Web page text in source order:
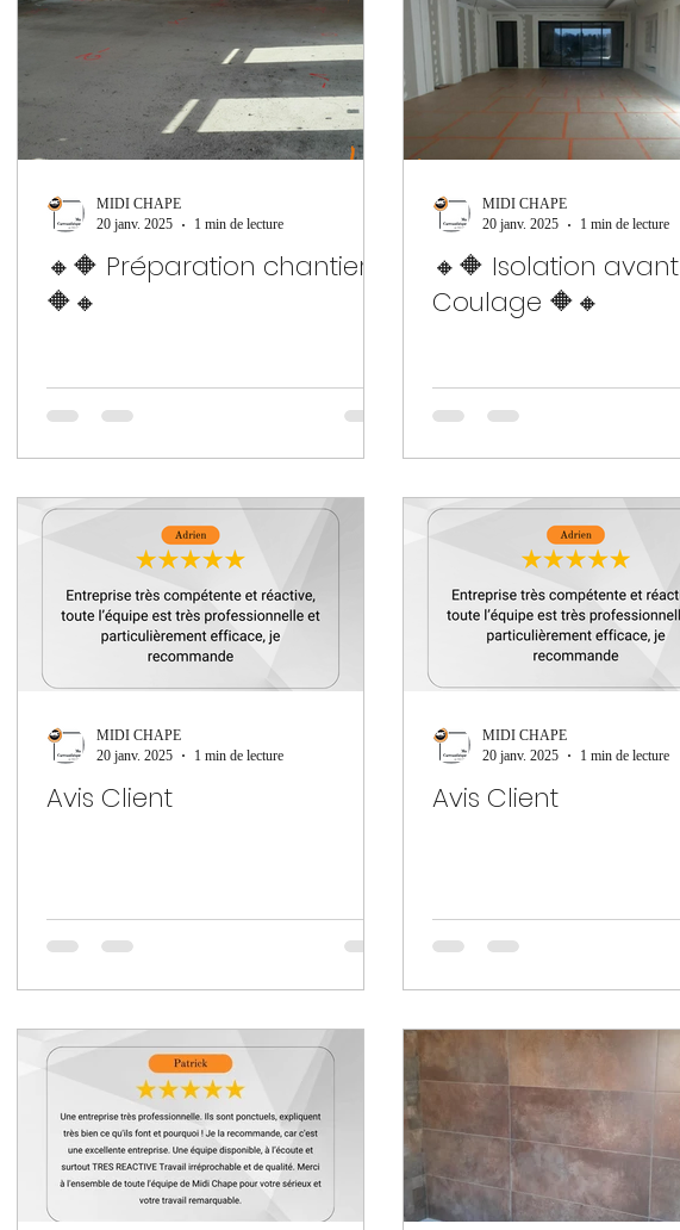
🔸🔶 Préparation chantier
🔶🔸
MIDI CHAPE
20 janv. 2025
1 min de lecture
🔸🔶 Isolation avant
Coulage 🔶🔸
MIDI CHAPE
20 janv. 2025
1 min de lecture
Avis Client
MIDI CHAPE
20 janv. 2025
1 min de lecture
Avis Client
MIDI CHAPE
20 janv. 2025
1 min de lecture